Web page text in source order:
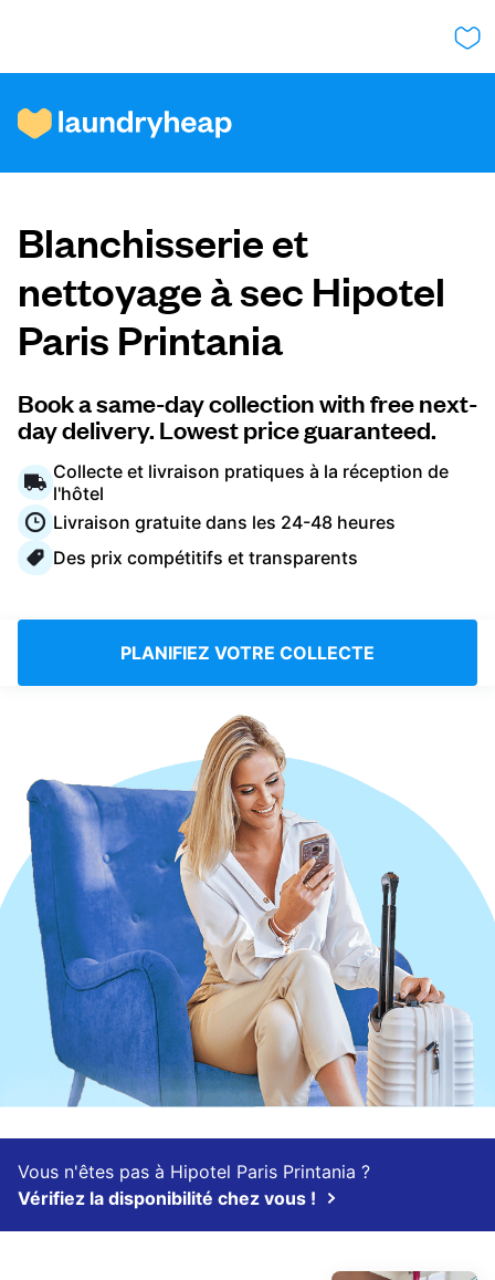
Comment ça fonctionne
Prix et services
À propos de nous
Pour les entreprises
Connectez-vous
France FR
Blanchisserie et
nettoyage à sec Hipotel
Paris Printania
Book a same-day collection with free next-
day delivery. Lowest price guaranteed.
Collecte et livraison pratiques à la réception de
l'hôtel
Livraison gratuite dans les 24-48 heures
Des prix compétitifs et transparents
PLANIFIEZ VOTRE COLLECTE
Vous n'êtes pas à Hipotel Paris Printania ?
Vérifiez la disponibilité chez vous !